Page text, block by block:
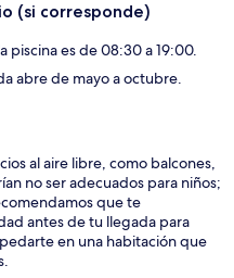
(si corresponde)
piscina es de 08:30 a 19:00.
abre de mayo a octubre.
al aire libre, como balcones,
no ser adecuados para niños;
que te
antes de tu llegada para
en una habitación que